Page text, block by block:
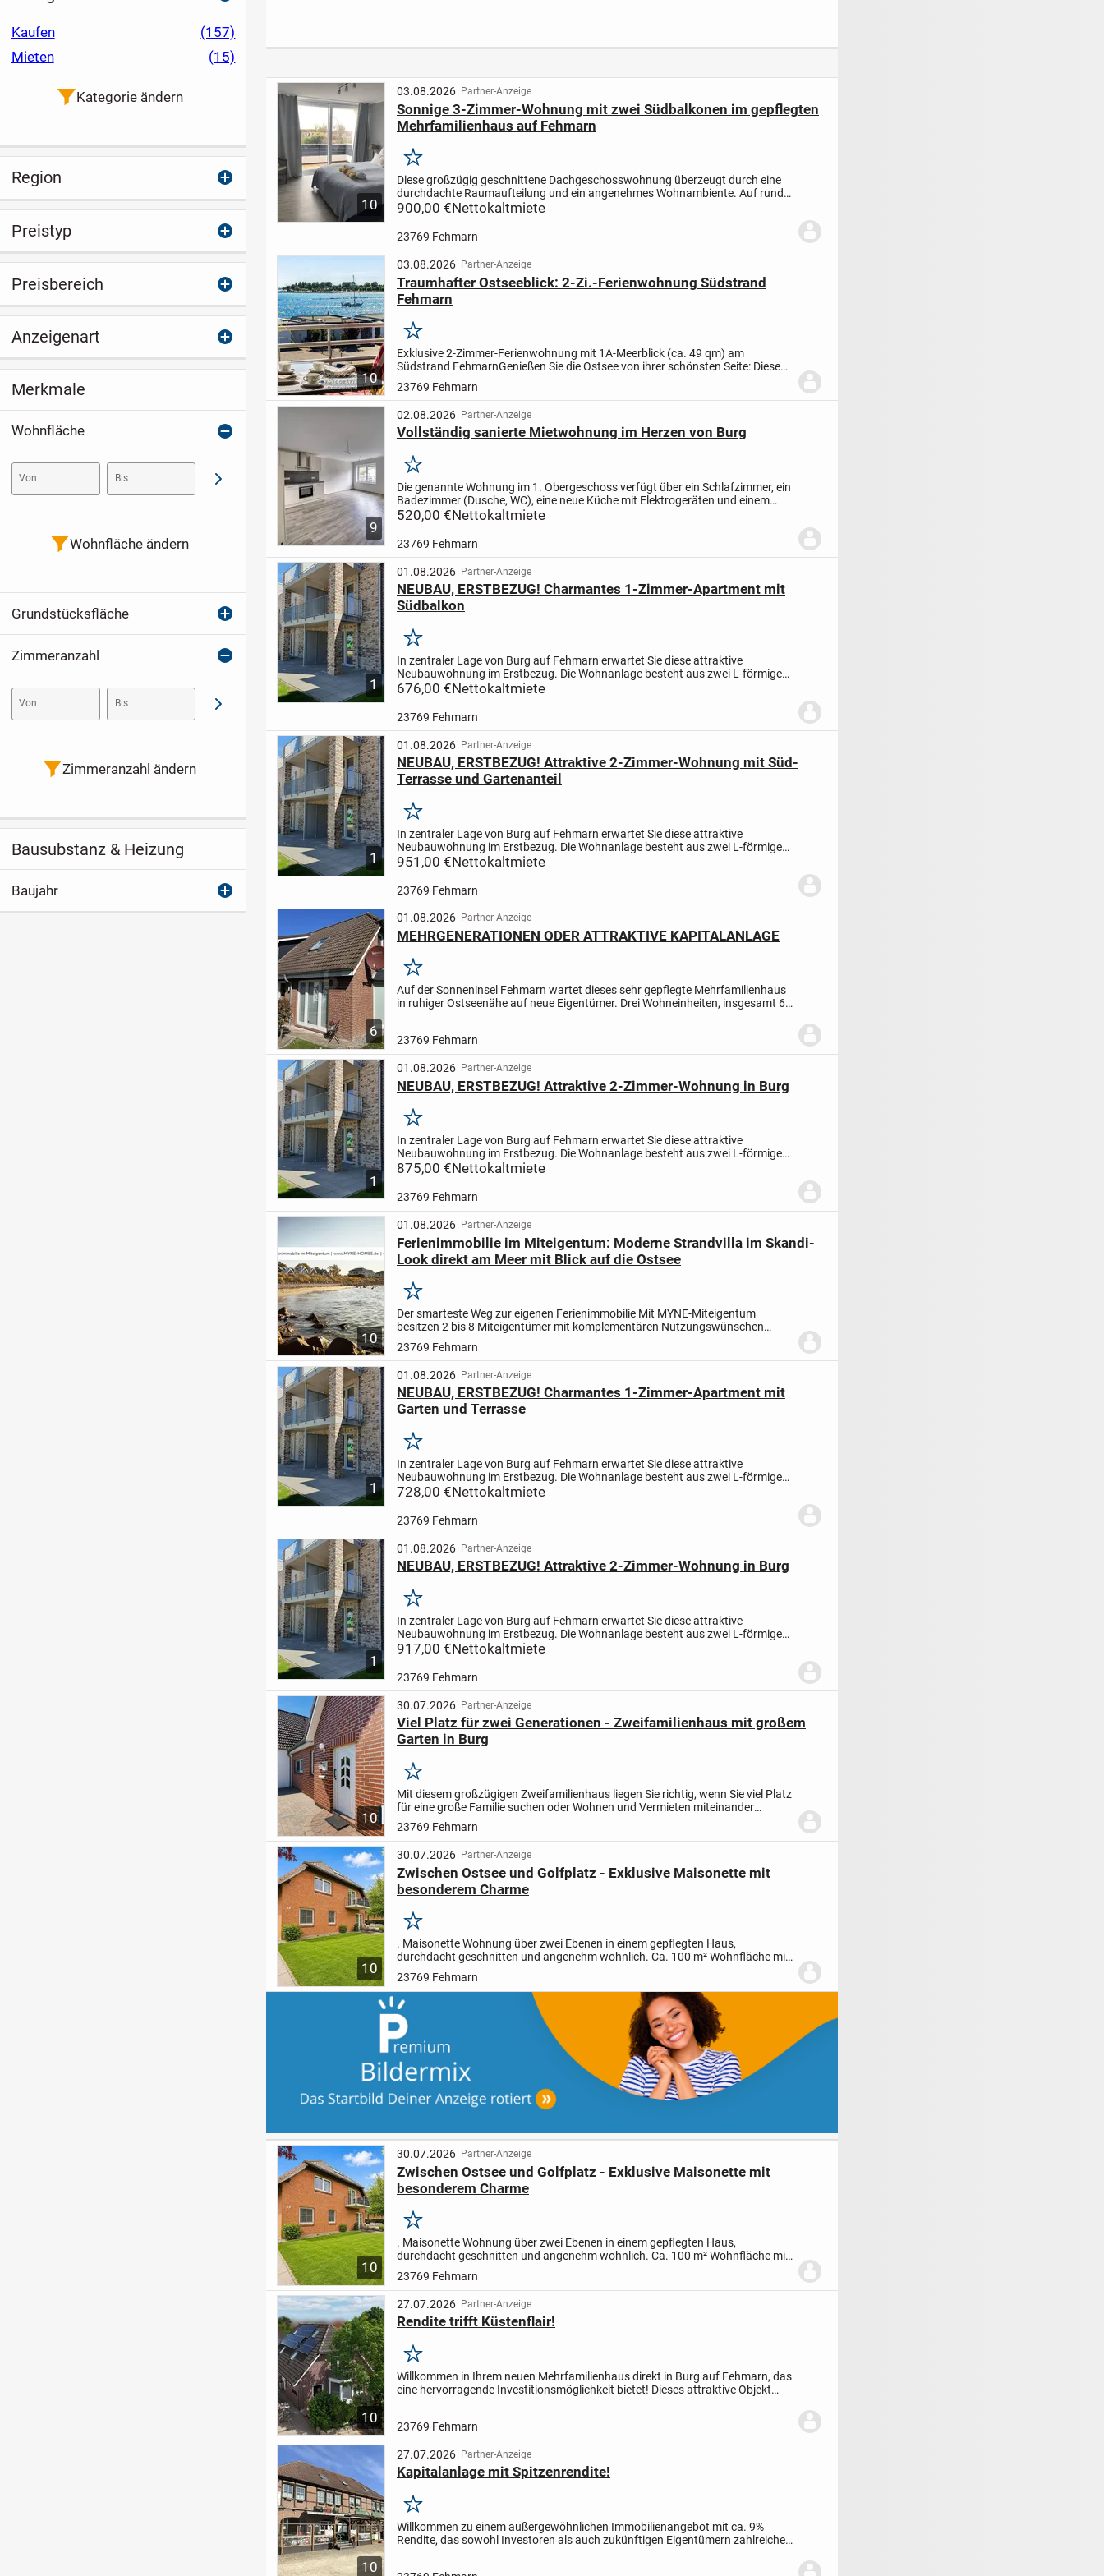
Familienbungalow
Bungalowtraum
10
03.08.2026 Partner-Anzeige
Sonnige 3-Zimmer-Wohnung mit zwei Südbalkonen im gepflegten
Mehrfamilienhaus auf Fehmarn
Merken
Diese großzügig geschnittene Dachgeschosswohnung überzeugt durch eine
durchdachte Raumaufteilung und ein angenehmes Wohnambiente. Auf rund
81,55 m² Wohnfläche verteilen sich drei Zimmer, die...
900,00 €Nettokaltmiete
23769 Fehmarn
10
03.08.2026 Partner-Anzeige
Traumhafter Ostseeblick: 2-Zi.-Ferienwohnung Südstrand
Fehmarn
Merken
Exklusive 2-Zimmer-Ferienwohnung mit 1A-Meerblick (ca. 49 qm) am
Südstrand FehmarnGenießen Sie die Ostsee von ihrer schönsten Seite: Diese
gepflegte Ferienimmobilie bietet auf circa 49 m² eine...
23769 Fehmarn
9
02.08.2026 Partner-Anzeige
Vollständig sanierte Mietwohnung im Herzen von Burg
Merken
Die genannte Wohnung im 1. Obergeschoss verfügt über ein Schlafzimmer, ein
Badezimmer (Dusche, WC), eine neue Küche mit Elektrogeräten und einem
offenen Essbereich. Der helle Wohnbereich vervollständi...
520,00 €Nettokaltmiete
23769 Fehmarn
1
01.08.2026 Partner-Anzeige
NEUBAU, ERSTBEZUG! Charmantes 1-Zimmer-Apartment mit
Südbalkon
Merken
In zentraler Lage von Burg auf Fehmarn erwartet Sie diese attraktive
Neubauwohnung im Erstbezug. Die Wohnanlage besteht aus zwei L-förmigen
Gebäuden, die gemeinsam einen geschützten und grünen...
676,00 €Nettokaltmiete
23769 Fehmarn
1
01.08.2026 Partner-Anzeige
NEUBAU, ERSTBEZUG! Attraktive 2-Zimmer-Wohnung mit Süd-
Terrasse und Gartenanteil
Merken
In zentraler Lage von Burg auf Fehmarn erwartet Sie diese attraktive
Neubauwohnung im Erstbezug. Die Wohnanlage besteht aus zwei L-förmigen
Gebäuden, die gemeinsam einen geschützten und grünen...
951,00 €Nettokaltmiete
23769 Fehmarn
6
01.08.2026 Partner-Anzeige
MEHRGENERATIONEN ODER ATTRAKTIVE KAPITALANLAGE
Merken
Auf der Sonneninsel Fehmarn wartet dieses sehr gepflegte Mehrfamilienhaus
in ruhiger Ostseenähe auf neue Eigentümer. Drei Wohneinheiten, insgesamt 6
23769 Fehmarn
1
01.08.2026 Partner-Anzeige
NEUBAU, ERSTBEZUG! Attraktive 2-Zimmer-Wohnung in Burg
Merken
In zentraler Lage von Burg auf Fehmarn erwartet Sie diese attraktive
Neubauwohnung im Erstbezug. Die Wohnanlage besteht aus zwei L-förmigen
Gebäuden, die gemeinsam einen geschützten und grünen...
875,00 €Nettokaltmiete
23769 Fehmarn
10
01.08.2026 Partner-Anzeige
Ferienimmobilie im Miteigentum: Moderne Strandvilla im Skandi-
Look direkt am Meer mit Blick auf die Ostsee
Merken
Der smarteste Weg zur eigenen Ferienimmobilie Mit MYNE-Miteigentum
besitzen 2 bis 8 Miteigentümer mit komplementären Nutzungswünschen
gemeinsam ihre Traum-Ferienimmobilie und teilen sich Nutzung und...
23769 Fehmarn
1
01.08.2026 Partner-Anzeige
NEUBAU, ERSTBEZUG! Charmantes 1-Zimmer-Apartment mit
Garten und Terrasse
Merken
In zentraler Lage von Burg auf Fehmarn erwartet Sie diese attraktive
Neubauwohnung im Erstbezug. Die Wohnanlage besteht aus zwei L-förmigen
Gebäuden, die gemeinsam einen geschützten und grünen...
728,00 €Nettokaltmiete
23769 Fehmarn
1
01.08.2026 Partner-Anzeige
NEUBAU, ERSTBEZUG! Attraktive 2-Zimmer-Wohnung in Burg
Merken
In zentraler Lage von Burg auf Fehmarn erwartet Sie diese attraktive
Neubauwohnung im Erstbezug. Die Wohnanlage besteht aus zwei L-förmigen
Gebäuden, die gemeinsam einen geschützten und grünen...
917,00 €Nettokaltmiete
23769 Fehmarn
10
30.07.2026 Partner-Anzeige
Viel Platz für zwei Generationen - Zweifamilienhaus mit großem
Garten in Burg
Merken
Mit diesem großzügigen Zweifamilienhaus liegen Sie richtig, wenn Sie viel Platz
für eine große Familie suchen oder Wohnen und Vermieten miteinander
verbinden möchten. Die Immobilie bietet mit...
23769 Fehmarn
10
30.07.2026 Partner-Anzeige
Zwischen Ostsee und Golfplatz - Exklusive Maisonette mit
besonderem Charme
Merken
. Maisonette Wohnung über zwei Ebenen in einem gepflegten Haus,
durchdacht geschnitten und angenehm wohnlich. Ca. 100 m² Wohnfläche mit
4 Zimmern, ideal als Inselzuhause, Zweitwohnsitz oder zur...
23769 Fehmarn
10
30.07.2026 Partner-Anzeige
Zwischen Ostsee und Golfplatz - Exklusive Maisonette mit
besonderem Charme
Merken
. Maisonette Wohnung über zwei Ebenen in einem gepflegten Haus,
durchdacht geschnitten und angenehm wohnlich. Ca. 100 m² Wohnfläche mit
4 Zimmern, ideal als Inselzuhause, Zweitwohnsitz oder zur...
23769 Fehmarn
10
27.07.2026 Partner-Anzeige
Rendite trifft Küstenflair!
Merken
Willkommen in Ihrem neuen Mehrfamilienhaus direkt in Burg auf Fehmarn, das
eine hervorragende Investitionsmöglichkeit bietet! Dieses attraktive Objekt
23769 Fehmarn
10
27.07.2026 Partner-Anzeige
Kapitalanlage mit Spitzenrendite!
Merken
Willkommen zu einem außergewöhnlichen Immobilienangebot mit ca. 9%
Rendite, das sowohl Investoren als auch zukünftigen Eigentümern zahlreiche
Kaufen
(157)
Mieten
(15)
Kategorie ändern
Region
Preistyp
Preisbereich
Anzeigenart
Merkmale
Wohnfläche
Von Bis Abschicken
Wohnfläche ändern
Grundstücksfläche
Zimmeranzahl
Von Bis Abschicken
Zimmeranzahl ändern
Bausubstanz & Heizung
Baujahr